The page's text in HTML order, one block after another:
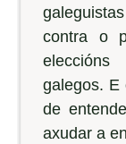
contra o
galegos. E
de
axudar a